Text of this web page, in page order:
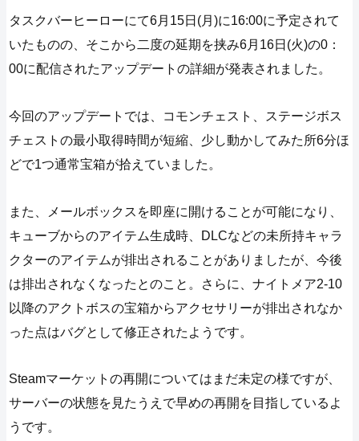
タスクバーヒーローにて6月15日(月)に16:00に予定されて
いたものの、そこから二度の延期を挟み6月16日(火)の0：
00に配信されたアップデートの詳細が発表されました。
今回のアップデートでは、コモンチェスト、ステージボス
チェストの最小取得時間が短縮、少し動かしてみた所6分ほ
どで1つ通常宝箱が拾えていました。
また、メールボックスを即座に開けることが可能になり、
キューブからのアイテム生成時、DLCなどの未所持キャラ
クターのアイテムが排出されることがありましたが、今後
は排出されなくなったとのこと。さらに、ナイトメア2-10
以降のアクトボスの宝箱からアクセサリーが排出されなか
った点はバグとして修正されたようです。
Steamマーケットの再開についてはまだ未定の様ですが、
サーバーの状態を見たうえで早めの再開を目指しているよ
うです。